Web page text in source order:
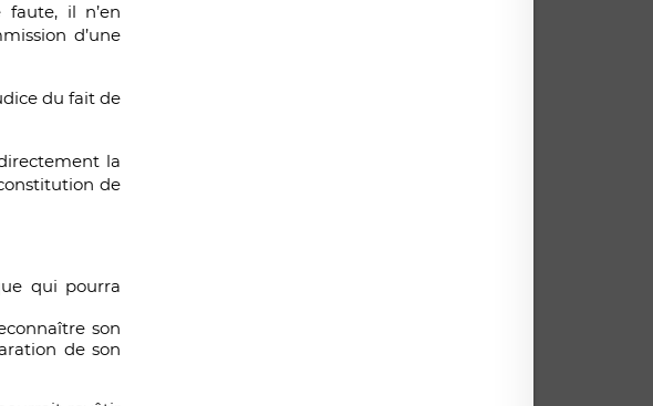
il n’en
d’une
du fait de
la
de
qui pourra
son
de son